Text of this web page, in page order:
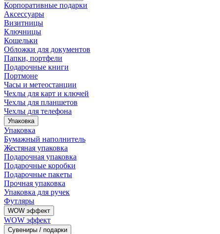
Корпоративные подарки
Аксессуары
Визитницы
Ключницы
Кошельки
Обложки для документов
Папки, портфели
Подарочные книги
Портмоне
Часы и метеостанции
Чехлы для карт и ключей
Чехлы для планшетов
Чехлы для телефона
Упаковка
Упаковка
Бумажный наполнитель
Жестяная упаковка
Подарочная упаковка
Подарочные коробки
Подарочные пакеты
Прочная упаковка
Упаковка для ручек
Футляры
WOW эффект
WOW эффект
Сувениры / подарки